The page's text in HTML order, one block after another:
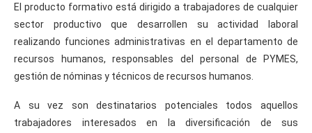
El producto formativo está dirigido a trabajadores de cualquier
sector productivo que desarrollen su actividad laboral
realizando funciones administrativas en el departamento de
recursos humanos, responsables del personal de PYMES,
gestión de nóminas y técnicos de recursos humanos.
A su vez son destinatarios potenciales todos aquellos
trabajadores interesados en la diversificación de sus